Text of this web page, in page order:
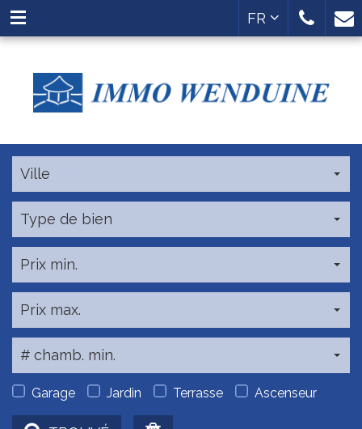
FR
Ville
Type de bien
Prix min.
Prix max.
# chamb. min.
Garage Jardin Terrasse Ascenseur